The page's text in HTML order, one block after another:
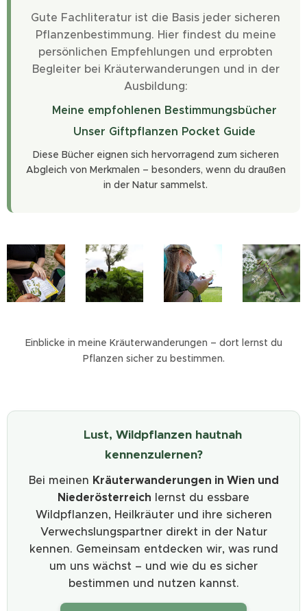
Gute Fachliteratur ist die Basis jeder sicheren
Pflanzenbestimmung. Hier findest du meine
persönlichen Empfehlungen und erprobten
Begleiter bei Kräuterwanderungen und in der
Ausbildung:
Meine empfohlenen Bestimmungsbücher
Unser Giftpflanzen Pocket Guide
Diese Bücher eignen sich hervorragend zum sicheren
Abgleich von Merkmalen – besonders, wenn du draußen
in der Natur sammelst.
Einblicke in meine Kräuterwanderungen – dort lernst du
Pflanzen sicher zu bestimmen.
🌿 Lust, Wildpflanzen hautnah
kennenzulernen?
Bei meinen Kräuterwanderungen in Wien und
Niederösterreich lernst du essbare
Wildpflanzen, Heilkräuter und ihre sicheren
Verwechslungspartner direkt in der Natur
kennen. Gemeinsam entdecken wir, was rund
um uns wächst – und wie du es sicher
bestimmen und nutzen kannst.